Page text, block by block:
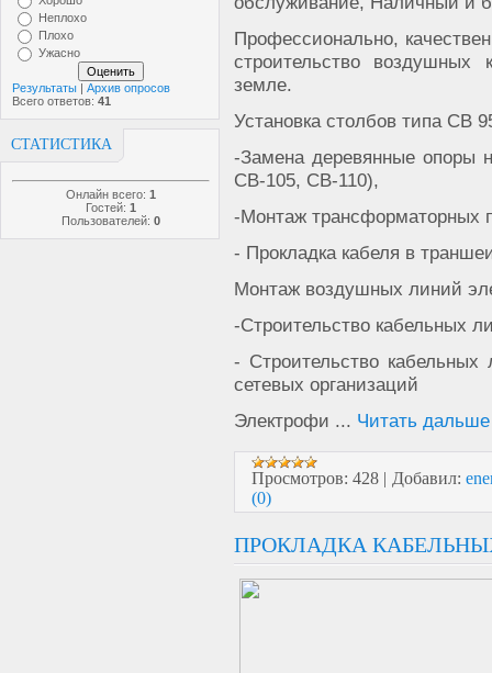
Неплохо
Плохо
Ужасно
Результаты | Архив опросов
Всего ответов: 41
СТАТИСТИКА
Онлайн всего: 1
Гостей: 1
Пользователей: 0
Профессионально,
строительство
земле.
Установка столбов типа СВ
-Замена деревянные
СВ-105, СВ-110),
-Монтаж трансформаторных
- Прокладка кабеля в
Монтаж воздушных линий
-Строительство кабельных
- Строительство
сетевых организаций
Электрофи ... Читать
Просмотров: 428 | Добавил:
(0)
ПРОКЛАДКА